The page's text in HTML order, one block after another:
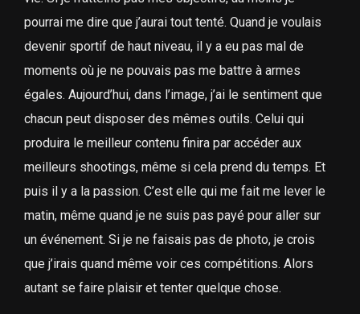
pourrai me dire que j’aurai tout tenté. Quand je voulais
devenir sportif de haut niveau, il y a eu pas mal de
moments où je ne pouvais pas me battre à armes
égales. Aujourd’hui, dans l’image, j’ai le sentiment que
chacun peut disposer des mêmes outils. Celui qui
produira le meilleur contenu finira par accéder aux
meilleurs shootings, même si cela prend du temps. Et
puis il y a la passion. C’est elle qui me fait me lever le
matin, même quand je ne suis pas payé pour aller sur
un événement. Si je ne faisais pas de photo, je crois
que j’irais quand même voir ces compétitions. Alors
autant se faire plaisir et tenter quelque chose.